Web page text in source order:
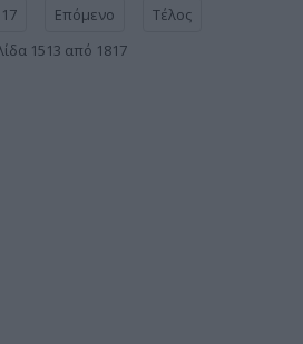
Επόμενο
Τέλος
1513 από 1817